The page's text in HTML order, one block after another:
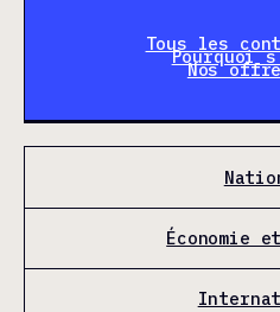
Tous les
Pourquoi
Nos
Économie